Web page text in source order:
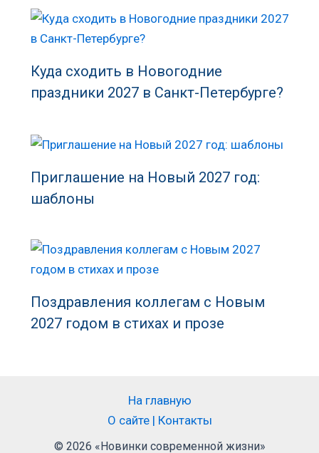
Куда сходить в Новогодние
праздники 2027 в Санкт-Петербурге?
Приглашение на Новый 2027 год:
шаблоны
Поздравления коллегам с Новым
2027 годом в стихах и прозе
На главную
О сайте | Контакты
© 2026 «Новинки современной жизни»